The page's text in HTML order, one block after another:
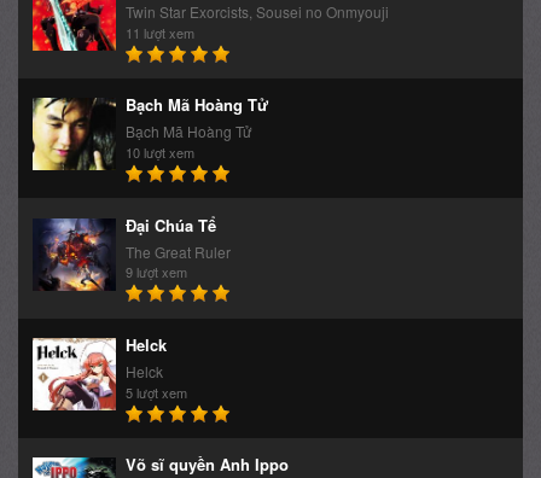
Twin Star Exorcists, Sousei no Onmyouji
11 lượt xem
Bạch Mã Hoàng Tử
Bạch Mã Hoàng Tử
10 lượt xem
Đại Chúa Tể
The Great Ruler
9 lượt xem
Helck
Helck
5 lượt xem
Võ sĩ quyền Anh Ippo